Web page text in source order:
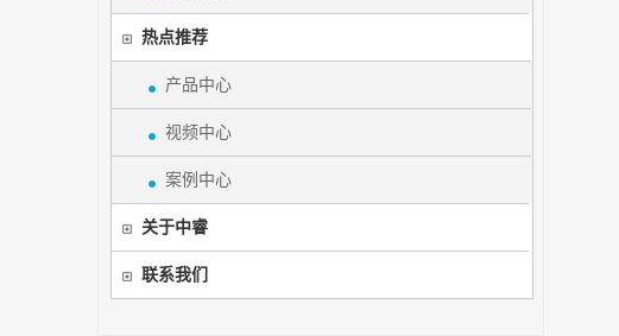
热点推荐
产品中心
视频中心
案例中心
关于中睿
联系我们